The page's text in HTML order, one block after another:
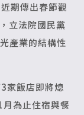
近期傳出春節觀
立法院國民黨
產業的結構性
家飯店即將熄
為止住宿與餐